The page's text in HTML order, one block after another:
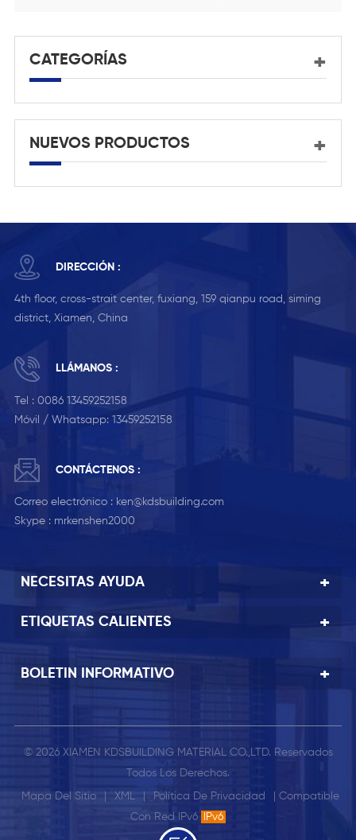
CATEGORÍAS
NUEVOS PRODUCTOS
DIRECCIÓN :
4th floor, cross-strait center, fuxiang, 159 qianpu road, siming
district, Xiamen, China
LLÁMANOS :
Tel : 0086 13459252158
Móvil / Whatsapp: 13459252158
CONTÁCTENOS :
Correo electrónico : ken@kdsbuilding.com
Skype : mrkenshen2000
NECESITAS AYUDA
ETIQUETAS CALIENTES
BOLETIN INFORMATIVO
© 2026 XIAMEN KDSBUILDING MATERIAL CO.,LTD. Reservados
Todos Los Derechos.
Mapa Del Sitio XML Política De Privacidad
| Compatible
Con Red IPv6
IPv6